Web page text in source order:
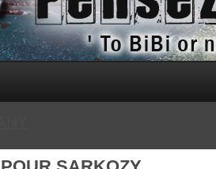
la Politique, le Sport,. Avec Revue de